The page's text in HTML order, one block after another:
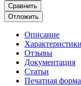
Сравнить
Отложить
Описание
Характеристики
Отзывы
Документация
Статьи
Печатная форма